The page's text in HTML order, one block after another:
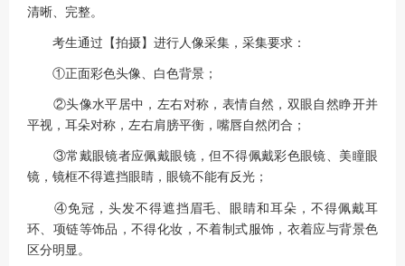
清晰、完整。
考生通过【拍摄】进行人像采集，采集要求：
①正面彩色头像、白色背景；
②头像水平居中，左右对称，表情自然，双眼自然睁开并
平视，耳朵对称，左右肩膀平衡，嘴唇自然闭合；
③常戴眼镜者应佩戴眼镜，但不得佩戴彩色眼镜、美瞳眼
镜，镜框不得遮挡眼睛，眼镜不能有反光；
④免冠，头发不得遮挡眉毛、眼睛和耳朵，不得佩戴耳
环、项链等饰品，不得化妆，不着制式服饰，衣着应与背景色
区分明显。